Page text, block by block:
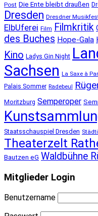
Post Die Ente bleibt draußen
Dresden Dresdner
ElbUferei Film Filmkritik
des Buches Hope-Gala
Kino Ladys Gin Night
Sachsen
La Saxe à
Palais Sommer Radebeul
Moritzburg Semperoper
Staatsschauspiel Dresden
Theaterzelt
Bautzen eG Waldbühne
Mitglieder Login
Benutzername